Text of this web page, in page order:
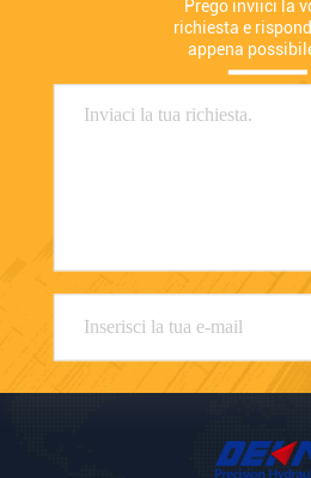
Prego inviici la
richiesta e
appena